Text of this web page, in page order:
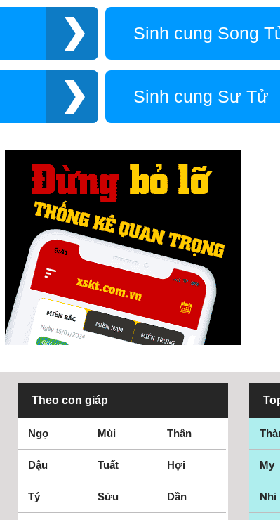
Sinh cung Song
Sinh cung Sư Tử
Theo con giáp
Ngọ Mùi Thân
Dậu Tuất Hợi
Tý Sửu Dần
My
Nhi